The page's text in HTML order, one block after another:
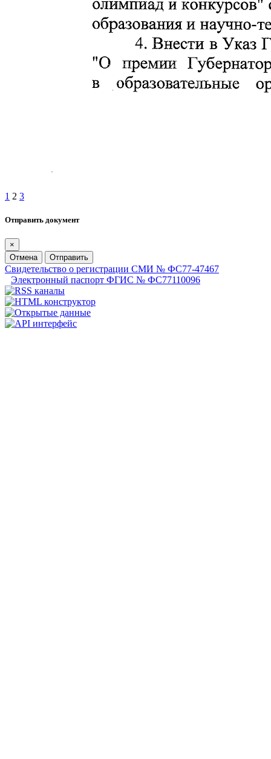
1 2 3
Отправить документ
×
Отмена
Отправить
Свидетельство о регистрации СМИ № ФС77-47467
Электронный паспорт ФГИС № ФС77110096